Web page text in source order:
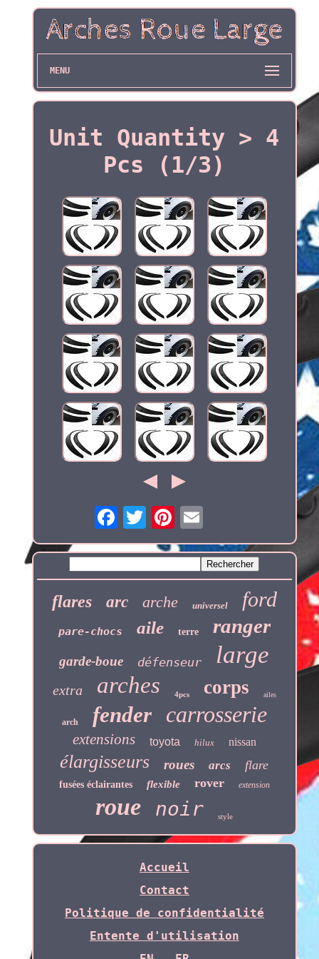
MENU
Unit Quantity > 4
Pcs (1/3)
flares arc arche universel ford
pare-chocs aile terre ranger
garde-boue défenseur large
extra arches 4pcs corps ailes
arch fender carrosserie
extensions toyota hilux nissan
élargisseurs roues arcs flare
fusées éclairantes flexible rover extension
roue noir style
Accueil
Contact
Politique de confidentialité
Entente d'utilisation